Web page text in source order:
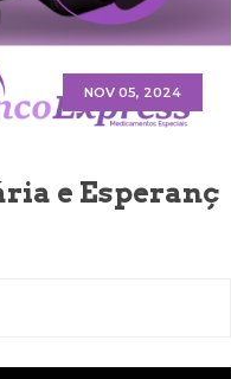
NOV 05, 2024
e Esperanç